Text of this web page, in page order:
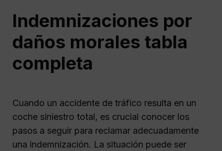
Indemnizaciones por
daños morales tabla
completa
Cuando un accidente de tráfico resulta en un
coche siniestro total, es crucial conocer los
pasos a seguir para reclamar adecuadamente
una indemnización. La situación puede ser